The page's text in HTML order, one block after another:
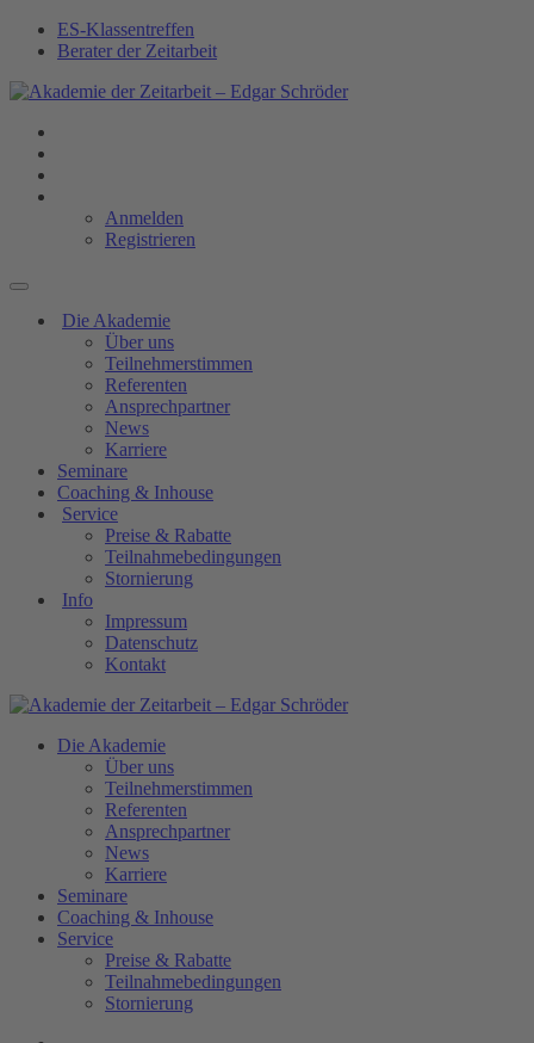
ES-Klassentreffen
Berater der Zeitarbeit
Anmelden
Registrieren
Die Akademie
Über uns
Teilnehmerstimmen
Referenten
Ansprechpartner
News
Karriere
Seminare
Coaching & Inhouse
Service
Preise & Rabatte
Teilnahmebedingungen
Stornierung
Info
Impressum
Datenschutz
Kontakt
Die Akademie
Über uns
Teilnehmerstimmen
Referenten
Ansprechpartner
News
Karriere
Seminare
Coaching & Inhouse
Service
Preise & Rabatte
Teilnahmebedingungen
Stornierung